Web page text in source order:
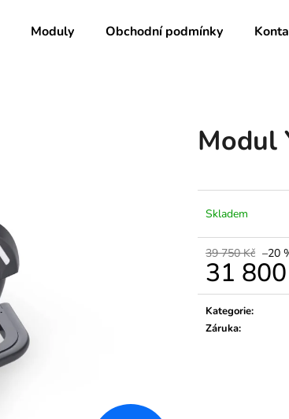
Moduly Obchodní podmínky
Modul
Skladem
39 750 Kč –20
31
Měrná
cena:
Kategorie:
Záruka:
HLEDAT